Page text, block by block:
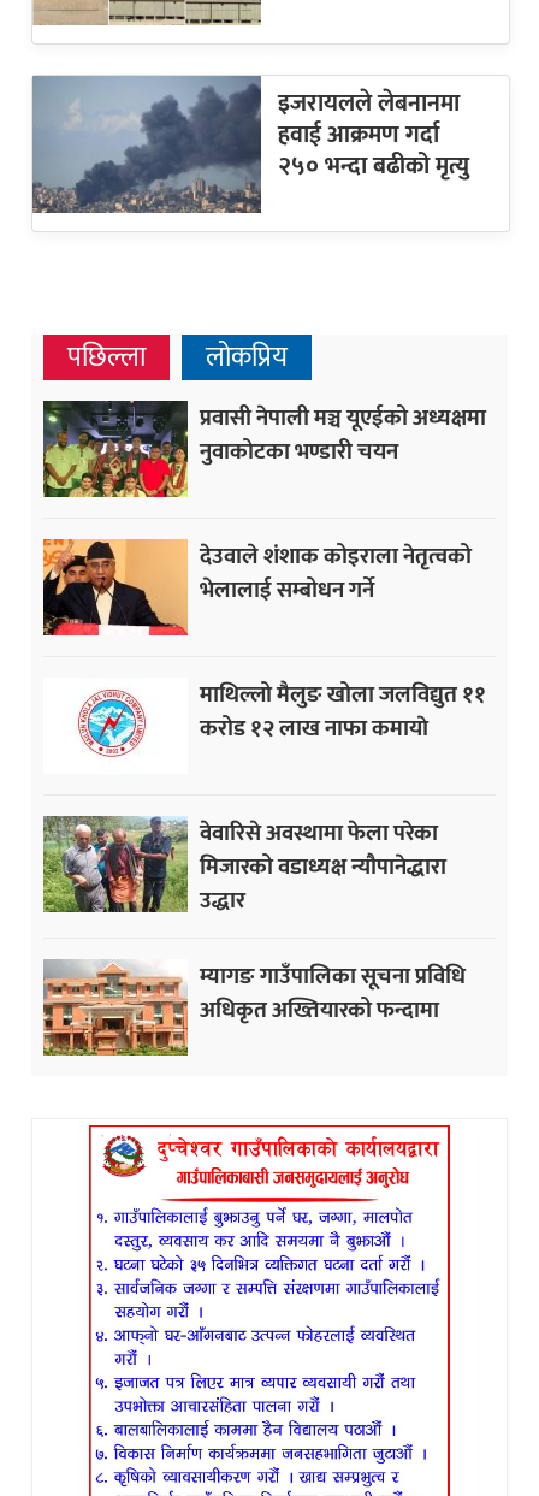
इजरायलले लेबनानमा
हवाई आक्रमण गर्दा
२५० भन्दा बढीको मृत्यु
पछिल्ला लोकप्रिय
प्रवासी नेपाली मञ्च यूएईको अध्यक्षमा
नुवाकोटका भण्डारी चयन
देउवाले शंशाक कोइराला नेतृत्वको
भेलालाई सम्बोधन गर्ने
माथिल्लो मैलुङ खोला जलविद्युत ११
करोड १२ लाख नाफा कमायाे
वेवारिसे अवस्थामा फेला परेका
मिजारको वडाध्यक्ष न्यौपानेद्धारा
उद्धार
म्यागङ गाउँपालिका सूचना प्रविधि
अधिकृत अख्तियारको फन्दामा